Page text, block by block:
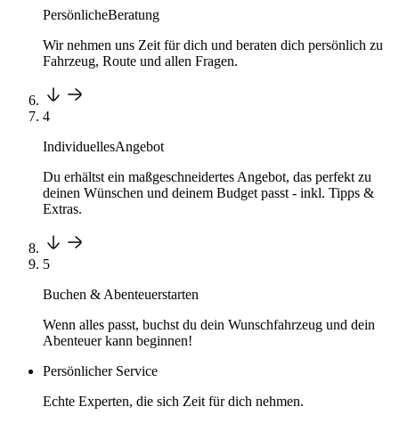
PersönlicheBeratung
Wir nehmen uns Zeit für dich und beraten dich persönlich zu
Fahrzeug, Route und allen Fragen.
4
IndividuellesAngebot
Du erhältst ein maßgeschneidertes Angebot, das perfekt zu
deinen Wünschen und deinem Budget passt - inkl. Tipps &
Extras.
5
Buchen & Abenteuerstarten
Wenn alles passt, buchst du dein Wunschfahrzeug und dein
Abenteuer kann beginnen!
Persönlicher Service
Echte Experten, die sich Zeit für dich nehmen.